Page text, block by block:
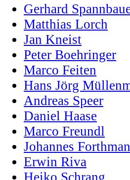
Gerhard
Matthias Lorch
Jan Kneist
Peter Boehringer
Marco Feiten
Hans Jörg
Andreas Speer
Daniel Haase
Marco Freundl
Johannes
Erwin Riva